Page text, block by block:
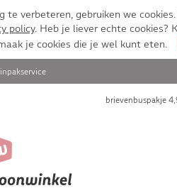
verbeteren, gebruiken we
policy. Heb je liever echte cookies?
je cookies die je wel kunt eten.
brievenbuspakje